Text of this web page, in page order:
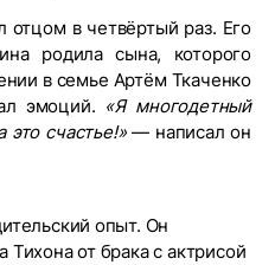
отцом в четвёртый раз. Его
родила сына, которого
в семье Артём Ткаченко
эмоций. «Я многодетный
это счастье!»— написал он
опыт. Он
Тихона от брака с актрисой